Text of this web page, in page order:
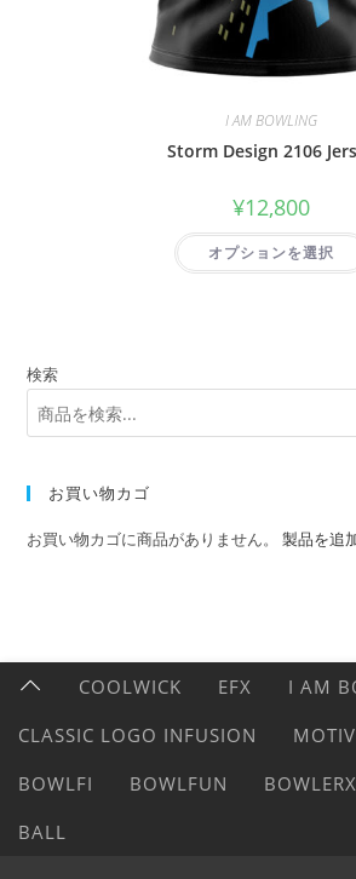
I AM BOWLING
Storm Design 2106
¥12,800
オプションを選択
検索
お買い物カゴ
お買い物カゴに商品がありません。製品を追
COOLWICK EFX
I AM
CLASSIC LOGO INFUSION
MOTIV
BOWLFI
BOWLFUN BOWLERX
BALL